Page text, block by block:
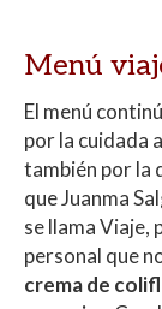
Menú
El menú
por la cuidada
también por la
que Juanma
se llama Viaje,
personal que
crema de